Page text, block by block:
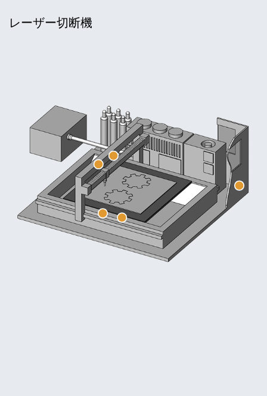
レーザー切断機